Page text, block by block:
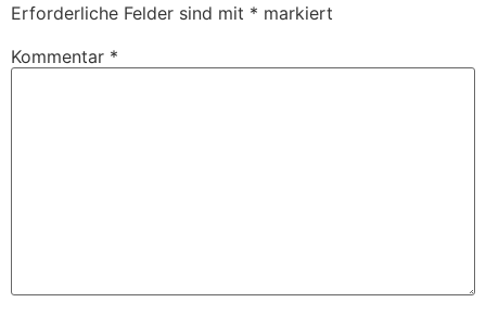
Erforderliche Felder sind mit * markiert
Kommentar *